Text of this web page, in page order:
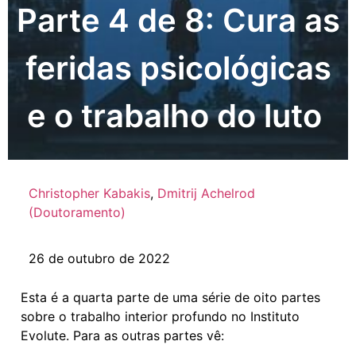
Parte 4 de 8: Cura as
feridas psicológicas
e o trabalho do luto
Christopher Kabakis, Dmitrij Achelrod
(Doutoramento)
26 de outubro de 2022
Esta é a quarta parte de uma série de oito partes
sobre o trabalho interior profundo no Instituto
Evolute. Para as outras partes vê: